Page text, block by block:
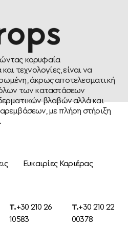
κορυφαία
τεχνολογίες, είναι να
άκρως αποτελεσματική
των καταστάσεων
βλαβών αλλά και
με πλήρη στήριξη
Ευκαιρίες Καριέρας
T.+30 210 26
10583
T.+30 210 22
00378